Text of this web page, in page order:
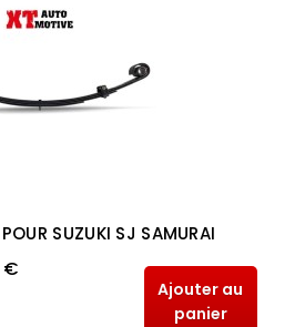
SUZUKI SJ SAMURAI
€
Ajouter au
panier